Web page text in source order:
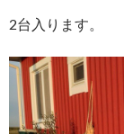
2台入ります。